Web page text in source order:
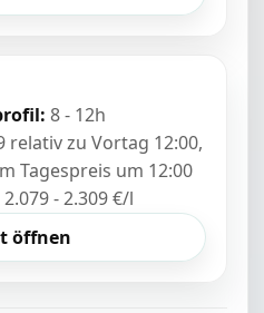
8 - 12h
relativ zu Vortag 12:00,
Tagespreis um 12:00
2.079 - 2.309 €/l
öffnen